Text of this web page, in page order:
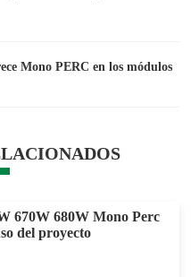
Mono PERC en los módulos
670W 680W Mono Perc
del proyecto